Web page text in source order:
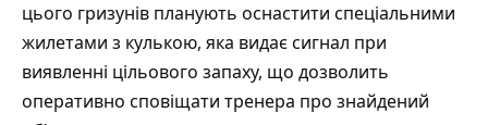
цього гризунів планують оснастити спеціальними
жилетами з кулькою, яка видає сигнал при
виявленні цільового запаху, що дозволить
оперативно сповіщати тренера про знайдений